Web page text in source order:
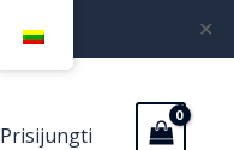
✕
Prisijungti